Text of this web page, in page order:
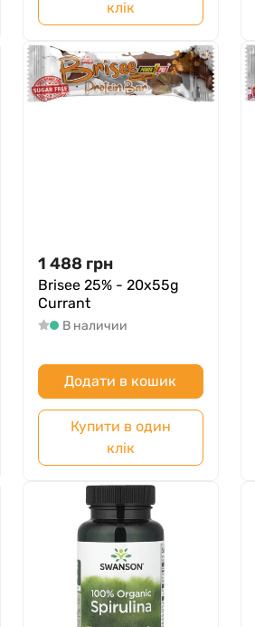
клік
1 488 грн
Brisee 25% - 20х55g
Currant
В наличии
Додати в кошик
Купити в один
клік